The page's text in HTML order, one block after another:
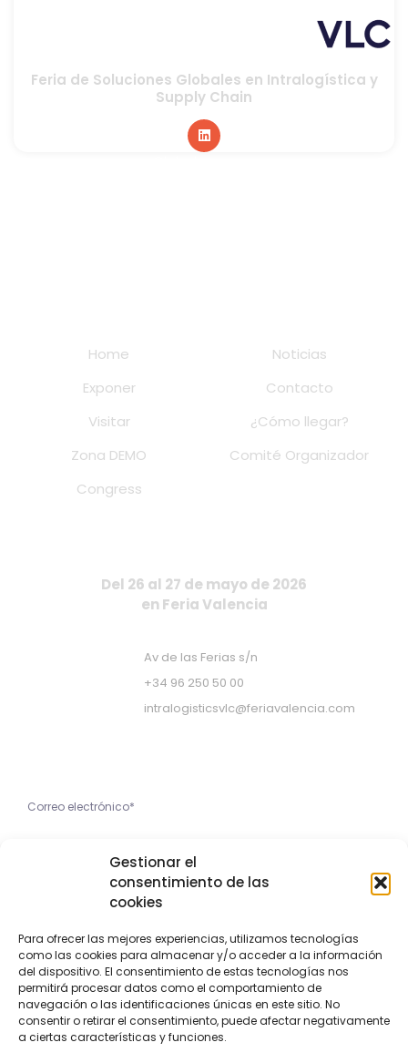
Gestionar el
consentimiento de las
cookies
Para ofrecer las mejores experiencias, utilizamos tecnologías
como las cookies para almacenar y/o acceder a la información
del dispositivo. El consentimiento de estas tecnologías nos
permitirá procesar datos como el comportamiento de
navegación o las identificaciones únicas en este sitio. No
consentir o retirar el consentimiento, puede afectar negativamente
a ciertas características y funciones.
Feria de Soluciones Globales en Intralogística y
Supply Chain
Home
Exponer
Visitar
Zona DEMO
Congress
Noticias
Contacto
¿Cómo llegar?
Comité Organizador
Del 26 al 27 de mayo de 2026
en Feria Valencia
Av de las Ferias s/n
+34 96 250 50 00
intralogisticsvlc@feriavalencia.com
Política de Privacidad
Apúntame
Copyright © 2023 Feria Valencia
Aviso LegalPolítica de privacidadPolítica de cookies